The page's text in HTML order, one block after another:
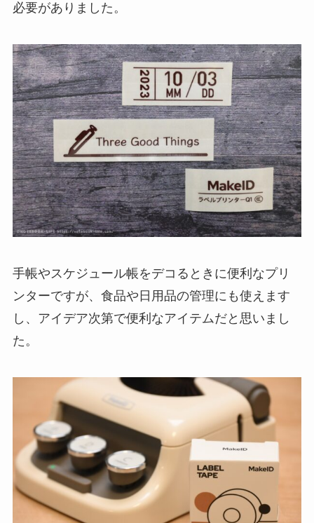
必要がありました。
手帳やスケジュール帳をデコるときに便利なプリ
ンターですが、食品や日用品の管理にも使えます
し、アイデア次第で便利なアイテムだと思いまし
た。